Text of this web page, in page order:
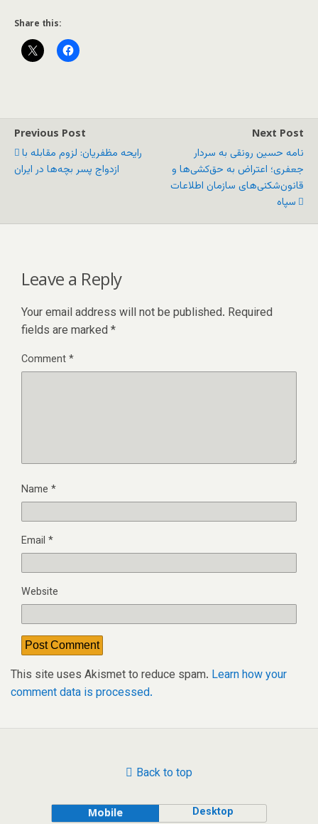
Share this:
Previous Post
رایحه مظفریان: لزوم مقابله با
ازدواج پسر بچه‌ها در ایران
Next Post
نامه حسین رونقی به سردار
جعفری؛ اعتراض به حق‌کشی‌ها و
قانون‌شکنی‌های سازمان اطلاعات
سپاه
Leave a Reply
Your email address will not be published. Required
fields are marked *
Comment*
Name *
Email *
Website
This site uses Akismet to reduce spam. Learn how your
comment data is processed.
Back to top
Mobile Desktop